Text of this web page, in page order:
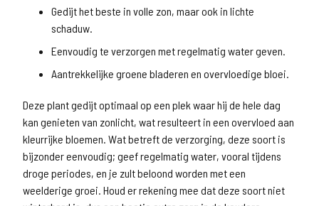
Gedijt het beste in volle zon, maar ook in lichte
schaduw.
Eenvoudig te verzorgen met regelmatig water geven.
Aantrekkelijke groene bladeren en overvloedige bloei.
Deze plant gedijt optimaal op een plek waar hij de hele dag
kan genieten van zonlicht, wat resulteert in een overvloed aan
kleurrijke bloemen. Wat betreft de verzorging, deze soort is
bijzonder eenvoudig; geef regelmatig water, vooral tijdens
droge periodes, en je zult beloond worden met een
weelderige groei. Houd er rekening mee dat deze soort niet